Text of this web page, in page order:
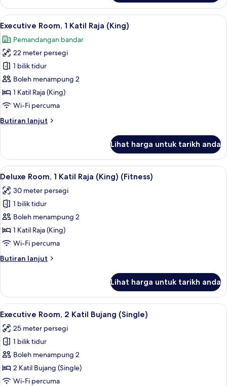
1
Katil
Raja
(Panorama)
Lihat
semua
foto
untuk
Executive
Room,
1
Katil
(King)
Executive Room, 1 Katil Raja (King)
9
Executive Room, 1 Katil Raja (King)
Pemandangan bandar
22 meter persegi
1 bilik tidur
Boleh menampung 2
1 Katil Raja (King)
Wi-Fi percuma
Butiran lanjut
Butiran
Room,
Katil
(King)
Lihat harga untuk tarikh anda
Lihat
semua
foto
untuk
Deluxe
Room,
1
Raja
Deluxe Room, 1 Katil Raja (King)
5
Deluxe Room, 1 Katil Raja (King) (Fitness)
30 meter persegi
1 bilik tidur
Boleh menampung 2
1 Katil Raja (King)
Wi-Fi percuma
Butiran lanjut
Butiran
Room,
Katil
(King)
(Fitness)
Lihat harga untuk tarikh anda
Lihat
semua
foto
untuk
Executive
Room,
2
Peralatan tempat tidur premium, peti
8
Executive Room, 2 Katil Bujang (Single)
25 meter persegi
1 bilik tidur
Boleh menampung 2
2 Katil Bujang (Single)
Wi-Fi percuma